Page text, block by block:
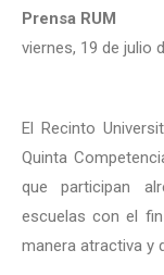
Prensa RUM
viernes, 19 de julio
El Recinto
Quinta
que participan
escuelas con el
manera atractiva y